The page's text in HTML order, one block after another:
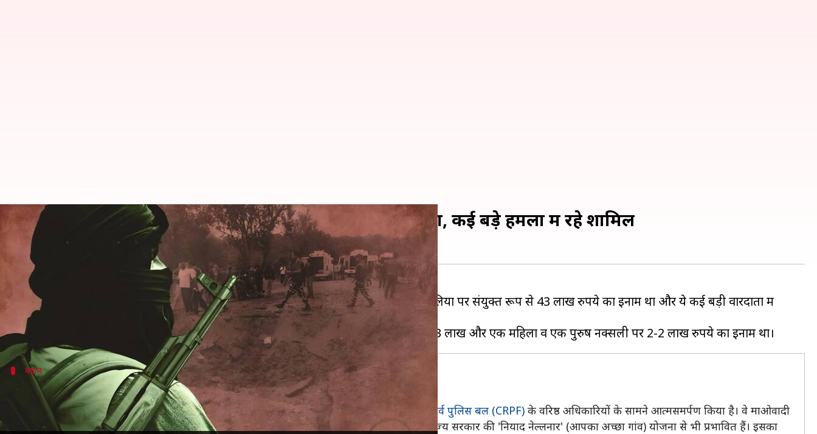
छत्तीसगढ़: 43 लाख के इनामी 9 नक्सलियों ने किया आत्मसमर्पण, कई बड़े हमलों में रहे शामिल
आबिद खान
क्या है खबर?
छत्तीसगढ़ के सुकमा जिले में 2 महिला समेत 9नक्सलियोंने आत्मसमर्पण किया है। इन सभी नक्सलियों पर संयुक्त रूप से 43 लाख रुपये का इनाम था और ये कई बड़ी वारदातों में
शामिल रहे हैं।
बयान
पुलिस ने क्या कहा?
सुकमा के पुलिस अधीक्षक किरण चव्हाण ने कहा, "2 महिलाओं समेत 9 नक्सलियों ने पुलिस और केंद्रीय रिजर्व पुलिस बल (CRPF) के वरिष्ठ अधिकारियों के सामने आत्मसमर्पण किया है। वे माओवादी
विचारधारा की खोखली, अमानवीय और संगठन के भीतर चल रही अंदरूनी कलह से निराश हैं। साथ ही राज्य सरकार की 'नियाद नेल्लनार' (आपका अच्छा गांव) योजना से भी प्रभावित हैं। इसका